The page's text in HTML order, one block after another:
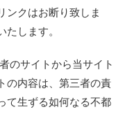
ンクはお断り致しま
します。
のサイトから当サイト
の内容は、第三者の責
て生ずる如何なる不都